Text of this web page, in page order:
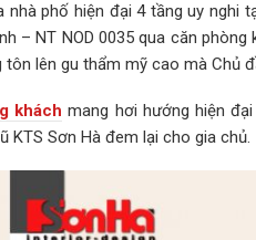
nhà phố hiện đại 4 tầng uy nghi
– NT NOD 0035 qua căn
lên gu thẩm mỹ cao mà Chủ
khách mang hơi hướng hiện
KTS Sơn Hà đem lại cho gia chủ.